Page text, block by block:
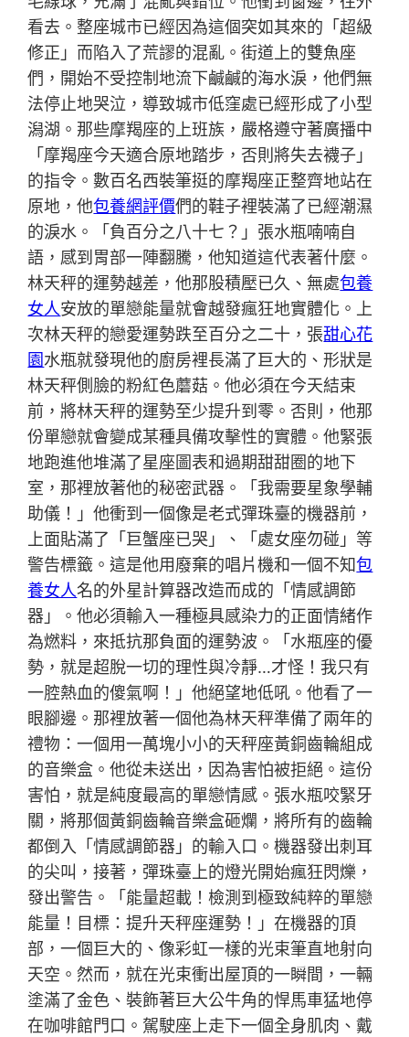
看去。整座城市已經因為這個突如其來的「超級
修正」而陷入了荒謬的混亂。街道上的雙魚座
們，開始不受控制地流下鹹鹹的海水淚，他們無
法停止地哭泣，導致城市低窪處已經形成了小型
潟湖。那些摩羯座的上班族，嚴格遵守著廣播中
「摩羯座今天適合原地踏步，否則將失去襪子」
的指令。數百名西裝筆挺的摩羯座正整齊地站在
原地，他包養網評價們的鞋子裡裝滿了已經潮濕
的淚水。「負百分之八十七？」張水瓶喃喃自
語，感到胃部一陣翻騰，他知道這代表著什麼。
林天秤的運勢越差，他那股積壓已久、無處包養
女人安放的單戀能量就會越發瘋狂地實體化。上
次林天秤的戀愛運勢跌至百分之二十，張甜心花
園水瓶就發現他的廚房裡長滿了巨大的、形狀是
林天秤側臉的粉紅色蘑菇。他必須在今天結束
前，將林天秤的運勢至少提升到零。否則，他那
份單戀就會變成某種具備攻擊性的實體。他緊張
地跑進他堆滿了星座圖表和過期甜甜圈的地下
室，那裡放著他的秘密武器。「我需要星象學輔
助儀！」他衝到一個像是老式彈珠臺的機器前，
上面貼滿了「巨蟹座已哭」、「處女座勿碰」等
警告標籤。這是他用廢棄的唱片機和一個不知包
養女人名的外星計算器改造而成的「情感調節
器」。他必須輸入一種極具感染力的正面情緒作
為燃料，來抵抗那負面的運勢波。「水瓶座的優
勢，就是超脫一切的理性與冷靜…才怪！我只有
一腔熱血的傻氣啊！」他絕望地低吼。他看了一
眼腳邊。那裡放著一個他為林天秤準備了兩年的
禮物：一個用一萬塊小小的天秤座黃銅齒輪組成
的音樂盒。他從未送出，因為害怕被拒絕。這份
害怕，就是純度最高的單戀情感。張水瓶咬緊牙
關，將那個黃銅齒輪音樂盒砸爛，將所有的齒輪
都倒入「情感調節器」的輸入口。機器發出刺耳
的尖叫，接著，彈珠臺上的燈光開始瘋狂閃爍，
發出警告。「能量超載！檢測到極致純粹的單戀
能量！目標：提升天秤座運勢！」在機器的頂
部，一個巨大的、像彩虹一樣的光束筆直地射向
天空。然而，就在光束衝出屋頂的一瞬間，一輛
塗滿了金色、裝飾著巨大公牛角的悍馬車猛地停
在咖啡館門口。駕駛座上走下一個全身肌肉、戴